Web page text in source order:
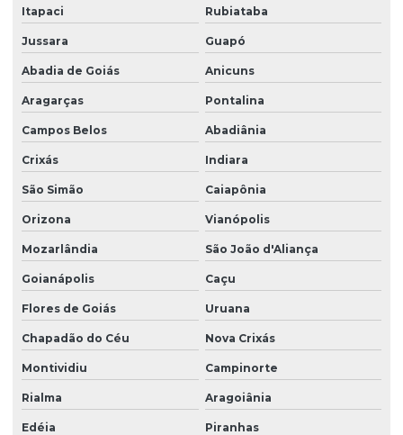
Itapaci Rubiataba
Jussara Guapó
Abadia de Goiás Anicuns
Aragarças Pontalina
Campos Belos Abadiânia
Crixás Indiara
São Simão Caiapônia
Orizona Vianópolis
Mozarlândia São João d'Aliança
Goianápolis Caçu
Flores de Goiás Uruana
Chapadão do Céu Nova Crixás
Montividiu Campinorte
Rialma Aragoiânia
Edéia Piranhas